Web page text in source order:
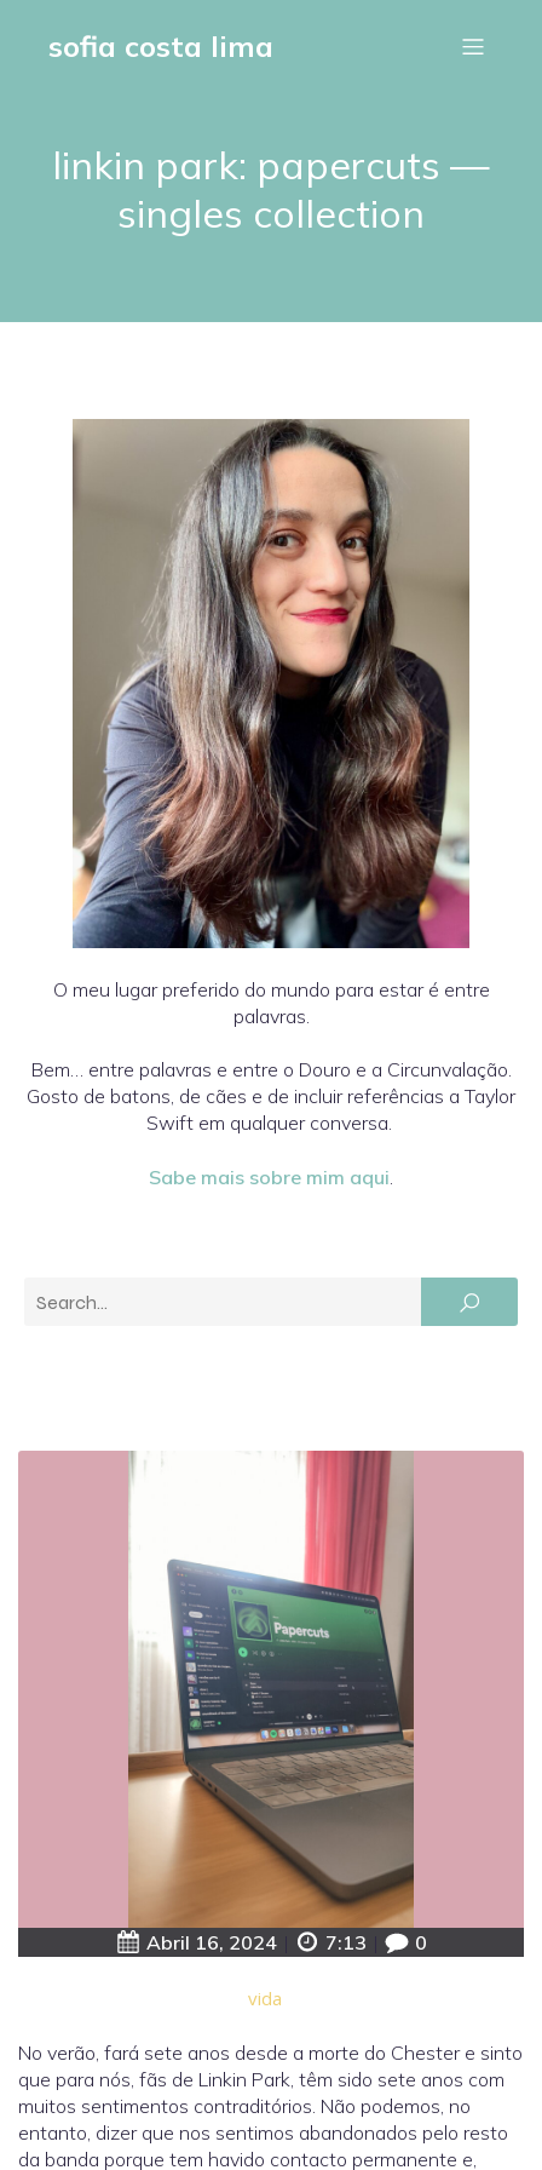
sofia costa lima
linkin park: papercuts —
singles collection
O meu lugar preferido do mundo para estar é entre
palavras.
Bem… entre palavras e entre o Douro e a Circunvalação.
Gosto de batons, de cães e de incluir referências a Taylor
Swift em qualquer conversa.
Sabe mais sobre mim aqui.
Abril 16, 2024 7:13 0
vida
No verão, fará sete anos desde a morte do Chester e sinto
que para nós, fãs de Linkin Park, têm sido sete anos com
muitos sentimentos contraditórios. Não podemos, no
entanto, dizer que nos sentimos abandonados pelo resto
da banda porque tem havido contacto permanente e,